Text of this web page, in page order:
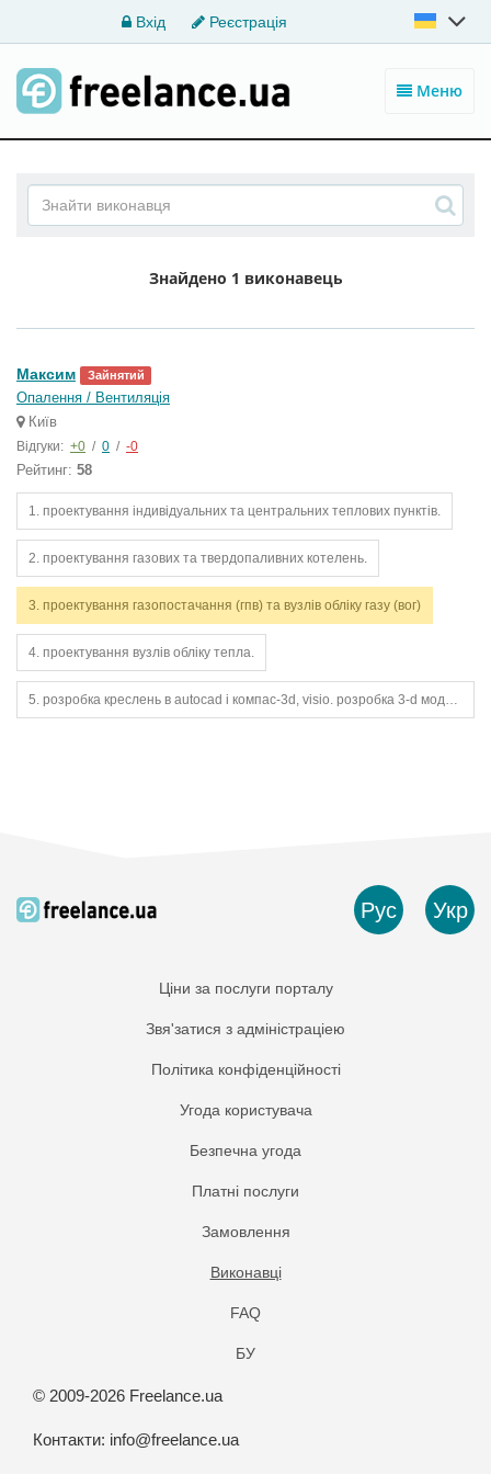
Вхід Реєстрація
Меню
Знайдено 1 виконавець
Максим Зайнятий
Опалення / Вентиляція
Київ
Відгуки: +0 / 0 / -0
Рейтинг: 58
1. проектування індивідуальних та центральних теплових пунктів.
2. проектування газових та твердопаливних котелень.
3. проектування газопостачання (гпв) та вузлів обліку газу (вог)
4. проектування вузлів обліку тепла.
5. розробка креслень в autocad і компас-3d, visio. розробка 3-d моделей в solidworks.
Рус Укр
Ціни за послуги порталу
Звя'затися з адміністраціею
Політика конфіденційності
Угода користувача
Безпечна угода
Платнi послуги
Замовлення
Виконавці
FAQ
БУ
© 2009-2026 Freelance.ua
Контакти: info@freelance.ua